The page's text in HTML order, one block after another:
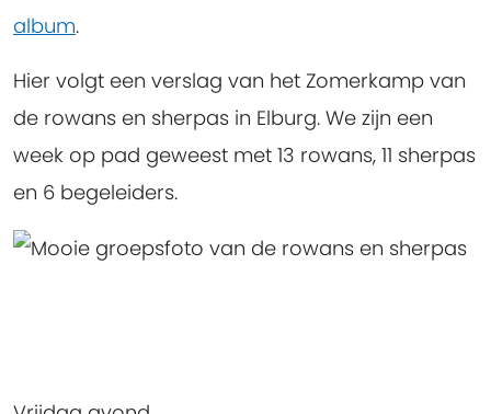
album.
Hier volgt een verslag van het Zomerkamp van
de rowans en sherpas in Elburg. We zijn een
week op pad geweest met 13 rowans, 11 sherpas
en 6 begeleiders.